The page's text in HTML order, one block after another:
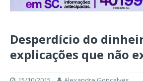
Desperdício do
explicações que não